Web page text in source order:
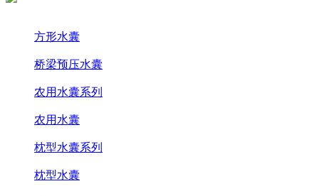
方形水囊
桥梁预压水囊
农用水囊系列
农用水囊
枕型水囊系列
枕型水囊